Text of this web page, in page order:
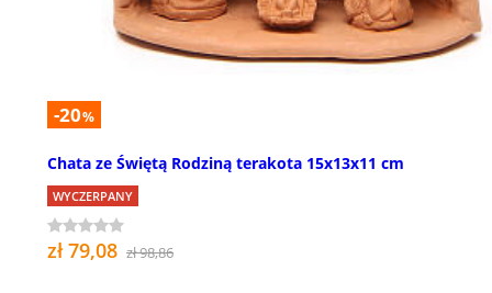
-20%
Chata ze Świętą Rodziną terakota 15x13x11 cm
WYCZERPANY
zł 79,08 zł 98,86